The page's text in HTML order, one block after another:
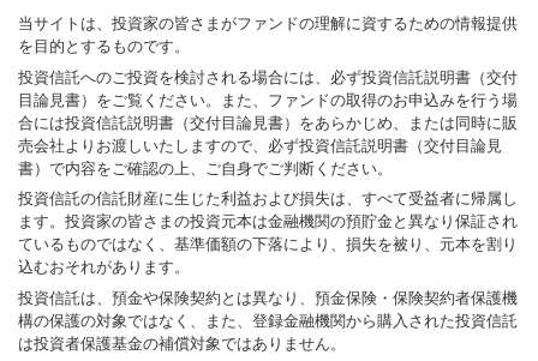
当サイトは、投資家の皆さまがファンドの理解に資するための情報提供
を目的とするものです。
投資信託へのご投資を検討される場合には、必ず投資信託説明書（交付
目論見書）をご覧ください。また、ファンドの取得のお申込みを行う場
合には投資信託説明書（交付目論見書）をあらかじめ、または同時に販
売会社よりお渡しいたしますので、必ず投資信託説明書（交付目論見
書）で内容をご確認の上、ご自身でご判断ください。
投資信託の信託財産に生じた利益および損失は、すべて受益者に帰属し
ます。投資家の皆さまの投資元本は金融機関の預貯金と異なり保証され
ているものではなく、基準価額の下落により、損失を被り、元本を割り
込むおそれがあります。
投資信託は、預金や保険契約とは異なり、預金保険・保険契約者保護機
構の保護の対象ではなく、また、登録金融機関から購入された投資信託
は投資者保護基金の補償対象ではありません。